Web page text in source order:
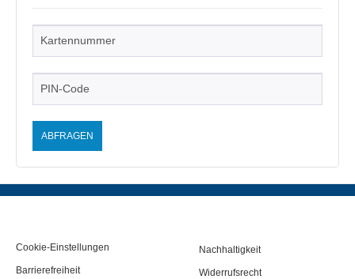
ABFRAGEN
Cookie-Einstellungen
Barrierefreiheit
Nachhaltigkeit
Widerrufsrecht